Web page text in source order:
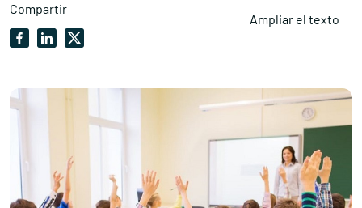
Compartir
Ampliar el texto